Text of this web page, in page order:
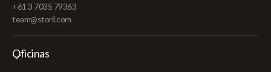
+61 3 7035 79363
team@storii.com
Oficinas